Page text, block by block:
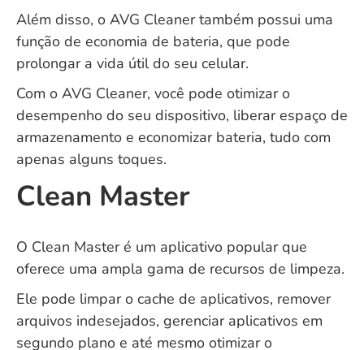
Além disso, o AVG Cleaner também possui uma
função de economia de bateria, que pode
prolongar a vida útil do seu celular.
Com o AVG Cleaner, você pode otimizar o
desempenho do seu dispositivo, liberar espaço de
armazenamento e economizar bateria, tudo com
apenas alguns toques.
Clean Master
O Clean Master é um aplicativo popular que
oferece uma ampla gama de recursos de limpeza.
Ele pode limpar o cache de aplicativos, remover
arquivos indesejados, gerenciar aplicativos em
segundo plano e até mesmo otimizar o